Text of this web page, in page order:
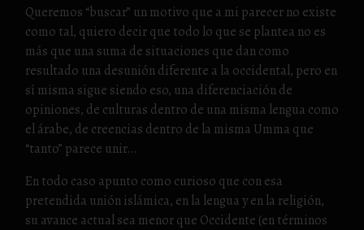
Queremos “buscar” un motivo que a mi parecer no existe
como tal, quiero decir que todo lo que se plantea no es
más que una suma de situaciones que dan como
resultado una desunión diferente a la occidental, pero en
sí misma sigue siendo eso, una diferenciación de
opiniones, de culturas dentro de una misma lengua como
el árabe, de creencias dentro de la misma Umma que
“tanto” parece unir…
En todo caso apunto como curioso que con esa
pretendida unión islámica, en la lengua y en la religión,
su avance actual sea menor que Occidente (en términos